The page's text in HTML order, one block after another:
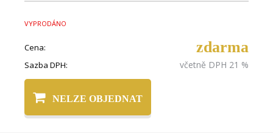
VYPRODÁNO
Cena: zdarma
Sazba DPH: včetně DPH 21 %
NELZE OBJEDNAT